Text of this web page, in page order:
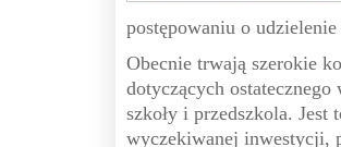
postępowaniu o
Obecnie trwają szerokie
dotyczących
szkoły i przedszkola. Jest
wyczekiwanej inwestycji,